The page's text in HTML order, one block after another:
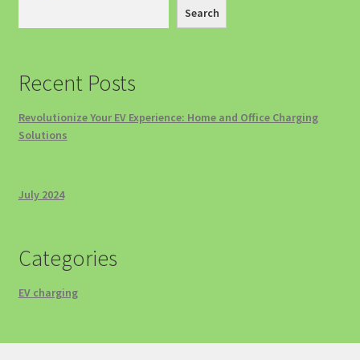
Cel mai bun Kit Curățare Auto 2025 – Ghid Complet de
Alegere
Company Information
Contact us
Search
Recent Posts
Revolutionize Your EV Experience: Home and Office Charging
Solutions
July 2024
Categories
EV charging